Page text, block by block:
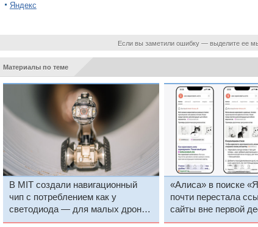
Яндекс
Если вы заметили ошибку — выделите ее
Материалы по теме
В MIT создали навигационный
чип с потреблением как у
светодиода — для малых дронов
и AR-очков
«Алиса» в поиске
почти перестала
сайты вне первой
выдачи